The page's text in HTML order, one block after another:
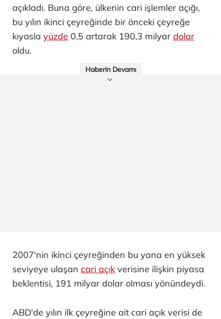
açıkladı. Buna göre, ülkenin cari işlemler açığı,
bu yılın ikinci çeyreğinde bir önceki çeyreğe
kıyasla yüzde 0,5 artarak 190,3 milyar dolar
oldu.
Haberin Devamı
2007'nin ikinci çeyreğinden bu yana en yüksek
seviyeye ulaşan cari açık verisine ilişkin piyasa
beklentisi, 191 milyar dolar olması yönündeydi.
ABD'de yılın ilk çeyreğine ait cari açık verisi de